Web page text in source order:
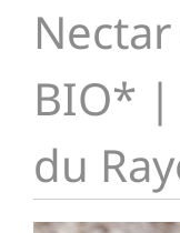
BIO* |
du